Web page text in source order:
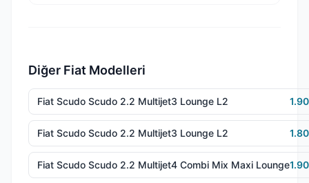
Diğer Fiat Modelleri
Fiat Scudo Scudo 2.2 Multijet3 Lounge L2
Fiat Scudo Scudo 2.2 Multijet3 Lounge L2
Fiat Scudo Scudo 2.2 Multijet4 Combi Mix Maxi Lounge